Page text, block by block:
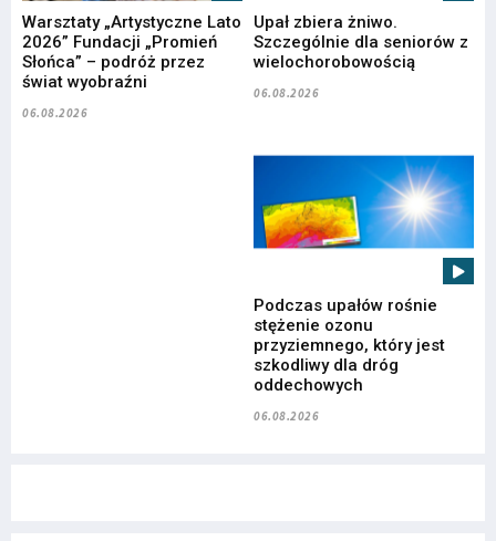
Warsztaty „Artystyczne Lato
2026” Fundacji „Promień
Słońca” – podróż przez
świat wyobraźni
06.08.2026
Upał zbiera żniwo.
Szczególnie dla seniorów z
wielochorobowością
06.08.2026
Podczas upałów rośnie
stężenie ozonu
przyziemnego, który jest
szkodliwy dla dróg
oddechowych
06.08.2026